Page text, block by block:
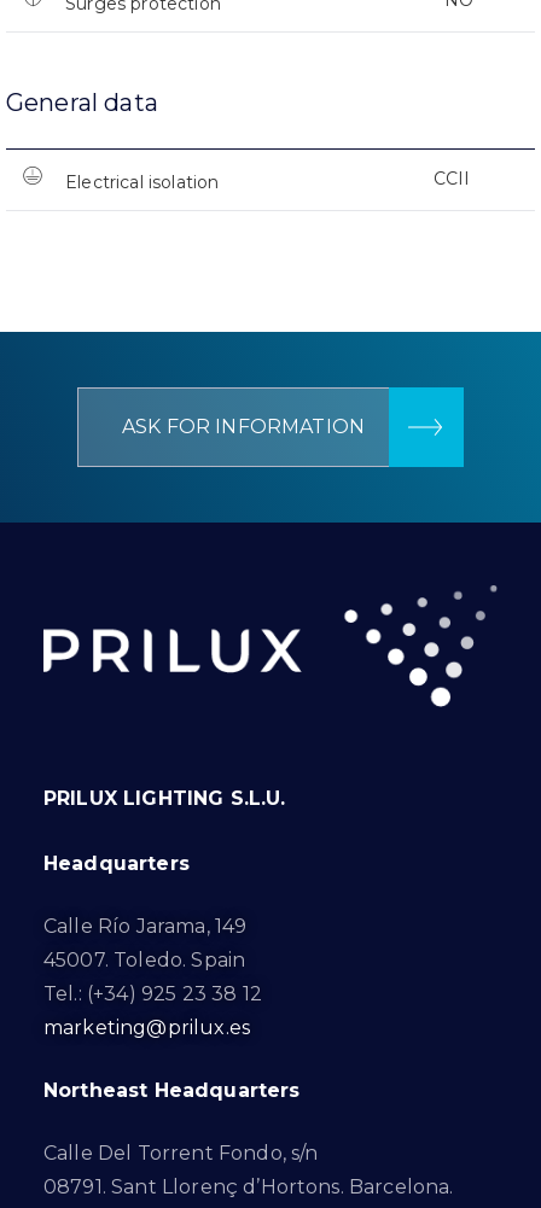
General data
Electrical isolation CCII
ASK FOR INFORMATION
PRILUX LIGHTING S.L.U.
Headquarters
Calle Río Jarama, 149
45007. Toledo. Spain
Tel.: (+34) 925 23 38 12
marketing@prilux.es
Northeast Headquarters
Calle Del Torrent Fondo, s/n
08791. Sant Llorenç d’Hortons. Barcelona.